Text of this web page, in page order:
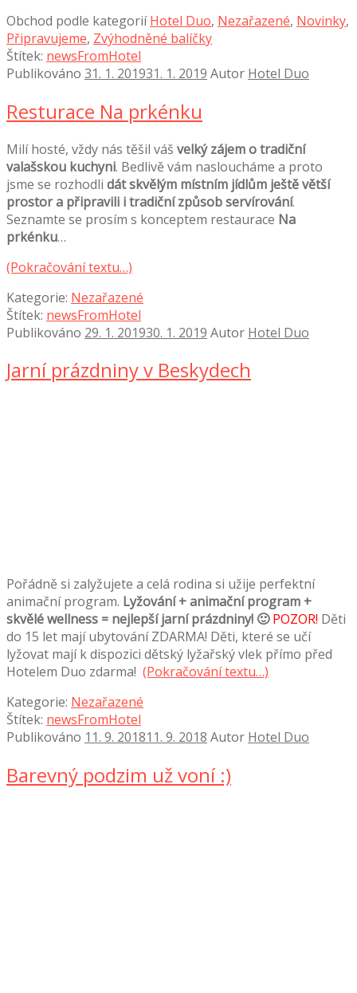
Obchod podle kategoriíHotel Duo, Nezařazené, Novinky,
Připravujeme, Zvýhodněné balíčky
Štítek: newsFromHotel
Publikováno 31. 1. 201931. 1. 2019 Autor Hotel Duo
Resturace Na prkénku
Milí hosté, vždy nás těšil váš velký zájem o tradiční
valašskou kuchyni. Bedlivě vám nasloucháme a proto
jsme se rozhodli dát skvělým místním jídlům ještě větší
prostor a připravili i tradiční způsob servírování.
Seznamte se prosím s konceptem restaurace Na
prkénku…
(Pokračování textu…)
Kategorie: Nezařazené
Štítek: newsFromHotel
Publikováno 29. 1. 201930. 1. 2019 Autor Hotel Duo
Jarní prázdniny v Beskydech
Pořádně si zalyžujete a celá rodina si užije perfektní
animační program. Lyžování + animační program +
skvělé wellness = nejlepší jarní prázdniny! 🙂 POZOR! Děti
do 15 let mají ubytování ZDARMA! Děti, které se učí
lyžovat mají k dispozici dětský lyžařský vlek přímo před
Hotelem Duo zdarma! (Pokračování textu…)
Kategorie: Nezařazené
Štítek: newsFromHotel
Publikováno 11. 9. 201811. 9. 2018 Autor Hotel Duo
Barevný podzim už voní :)